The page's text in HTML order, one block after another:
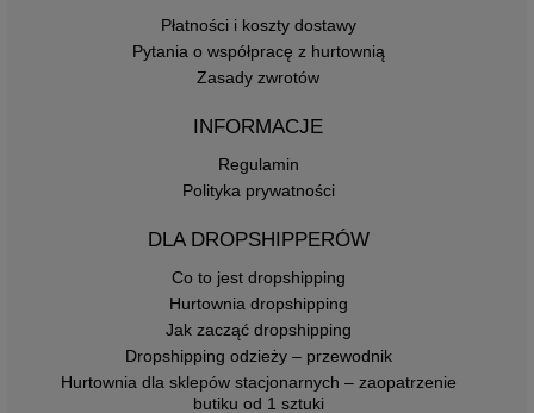
Płatności i koszty dostawy
Pytania o współpracę z hurtownią
Zasady zwrotów
INFORMACJE
Regulamin
Polityka prywatności
DLA DROPSHIPPERÓW
Co to jest dropshipping
Hurtownia dropshipping
Jak zacząć dropshipping
Dropshipping odzieży – przewodnik
Hurtownia dla sklepów stacjonarnych – zaopatrzenie
butiku od 1 sztuki